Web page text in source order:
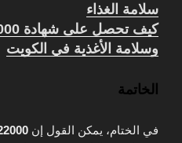
سلامة الغذاء
وسلامة الأغذية في الكويت
الخاتمة
في الختام، يمكن القول إن